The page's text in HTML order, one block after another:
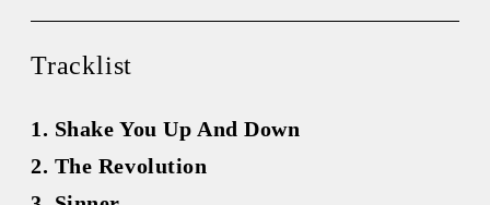
Tracklist
1. Shake You Up And Down
2. The Revolution